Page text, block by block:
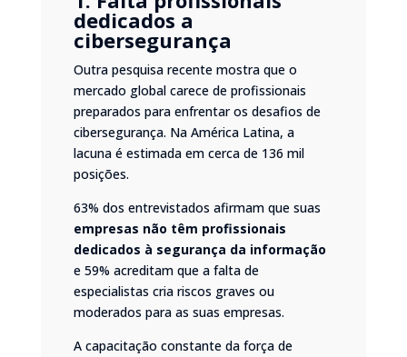
dedicados a
cibersegurança
Outra pesquisa recentemostra que o
mercado global carece de profissionais
preparados para enfrentar os desafios de
cibersegurança. Na América Latina, a
lacuna é estimada em cerca de 136 mil
posições.
63% dos entrevistados afirmam que suas
empresas não têm profissionais
dedicados à segurança da informação
e 59% acreditam que a falta de
especialistas cria riscos graves ou
moderados para as suas empresas.
A capacitação constante da força de